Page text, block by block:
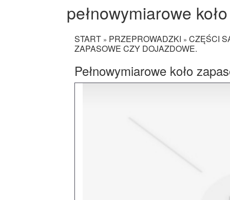
pełnowymiarowe
START » PRZEPROWADZKI » CZĘŚCI
ZAPASOWE CZY DOJAZDOWE.
Pełnowymiarowe koło